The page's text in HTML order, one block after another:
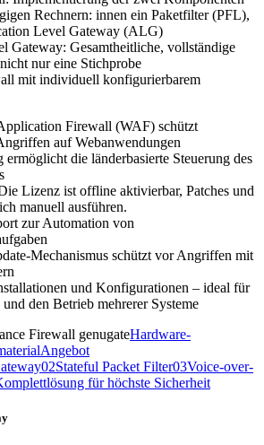
Rechnern: innen ein Paketfilter (PFL),
Level Gateway (ALG)
Gateway: Gesamtheitliche, vollständige
nur eine Stichprobe
mit individuell konfigurierbarem
Firewall (WAF) schützt
auf Webanwendungen
die länderbasierte Steuerung des
Lizenz ist offline aktivierbar, Patches und
manuell ausführen.
zur Automation von
Mechanismus schützt vor Angriffen mit
und Konfigurationen – ideal für
den Betrieb mehrerer Systeme
Firewall genugateHardware-
Angebot
02Stateful Packet Filter03Voice-over-
für höchste Sicherheit